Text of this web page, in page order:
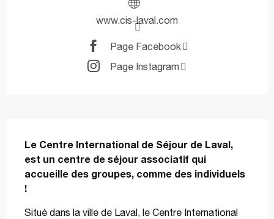
www.cis-laval.com
Page Facebook
Page Instagram
Le Centre International de Séjour de Laval,
est un centre de séjour associatif qui
accueille des groupes, comme des individuels
!
Situé dans la ville de Laval, le Centre International